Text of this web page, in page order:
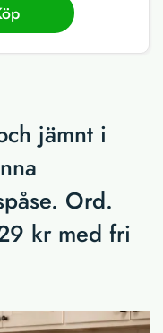
jämnt i
Ord.
kr med fri